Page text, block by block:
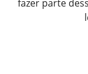
fazer parte